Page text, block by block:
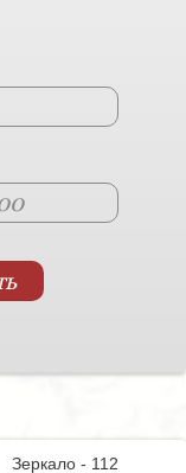
Зеркало - 112